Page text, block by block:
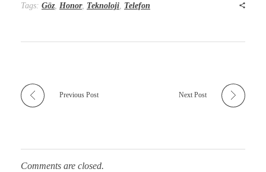
Tags: Göz, Honor, Teknoloji, Telefon
Previous Post Next Post
Comments are closed.